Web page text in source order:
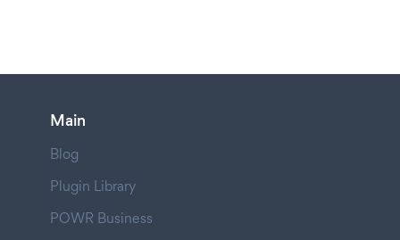
Main
Blog
Plugin Library
POWR Business